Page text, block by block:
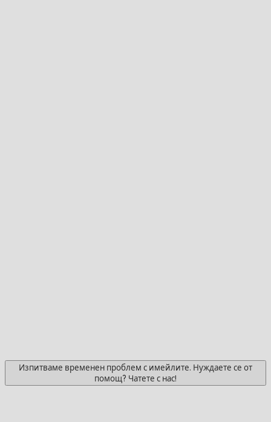
Изпитваме временен проблем с имейлите. Нуждаете се от
помощ? Чатете с нас!